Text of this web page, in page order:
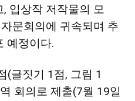
, 입상작 저작물의 모
문회의에 귀속되며 추
예정이다.
(글짓기 1 점, 그림 1
회의로 제출(7월 19일